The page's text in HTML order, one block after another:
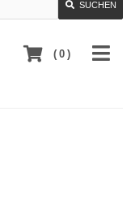
SUCHEN
( 0 )